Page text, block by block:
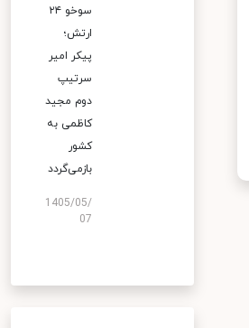
سوخو ۲۴
ارتش؛
پیکر امیر
سرتیپ
دوم مجید
کاظمی به
کشور
بازمی‌گردد
1405/05/
07